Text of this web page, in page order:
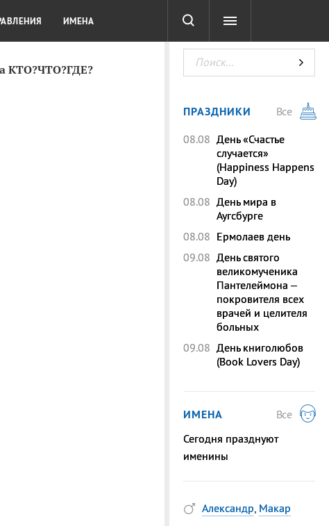
КТО?ЧТО?ГДЕ?
КРАСОТА ТЕСТЫ
ИМЕНА
ПРАЗДНИКИ
Все
08.08 День «Счастье
случается»
(Happiness Happens
Day)
08.08 День мира в
Аугсбурге
08.08 Ермолаев день
09.08 День святого
великомученика
Пантелеймона –
покровителя всех
врачей и целителя
больных
09.08 День книголюбов
(Book Lovers Day)
ИМЕНА
Все
Сегодня празднуют
именины
Александр, Макар